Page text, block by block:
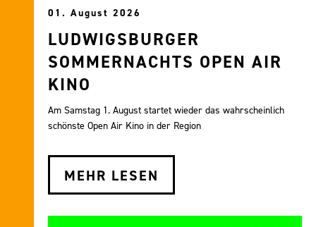
01. August 2026
LUDWIGSBURGER
SOMMERNACHTS OPEN AIR
KINO
Am Samstag 1. August startet wieder das wahrscheinlich
schönste Open Air Kino in der Region
MEHR LESEN